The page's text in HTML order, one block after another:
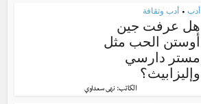
أدب • أدب وثقافة
هل عرفت جين
أوستن الحب مثل
مستر دارسي
وإليزابيث؟
الكاتب: نهى سعداوي